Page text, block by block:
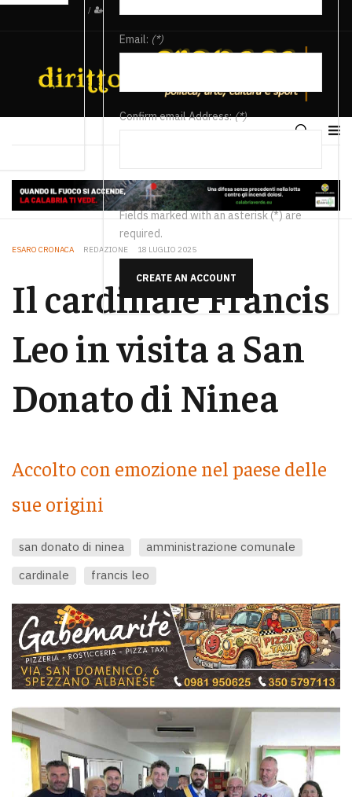
/
Email: (*)
Confirm email Address:(*)
Fields marked with an asterisk (*) are
required.
CREATE AN ACCOUNT
ESARO CRONACA REDAZIONE 18 LUGLIO 2025
Il cardinale Francis
Leo in visita a San
Donato di Ninea
Accolto con emozione nel paese delle
sue origini
san donato di ninea
amministrazione comunale
cardinale
francis leo